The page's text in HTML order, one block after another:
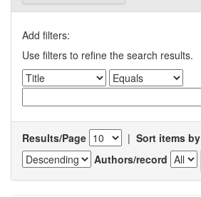
Add filters:
Use filters to refine the search results.
Results/Page | Sort items by
Authors/record